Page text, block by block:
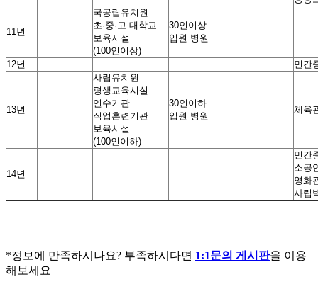
11년
국공립유치원
초·중·고 대학교
보육시설
(100인이상)
30인이상
입원 병원
12년 민간
13년
사립유치원
평생교육시설
연수기관
직업훈련기관
보육시설
(100인이하)
30인이하
입원 병원
체육
14년
민간
소공
영화
사립
*정보에 만족하시나요? 부족하시다면 1:1문의 게시판을 이용
해보세요